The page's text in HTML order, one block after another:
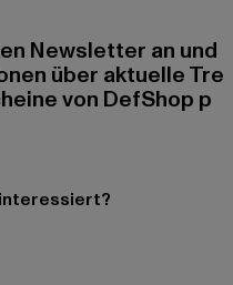
Newsletter an und
über aktuelle Tre
von DefShop p